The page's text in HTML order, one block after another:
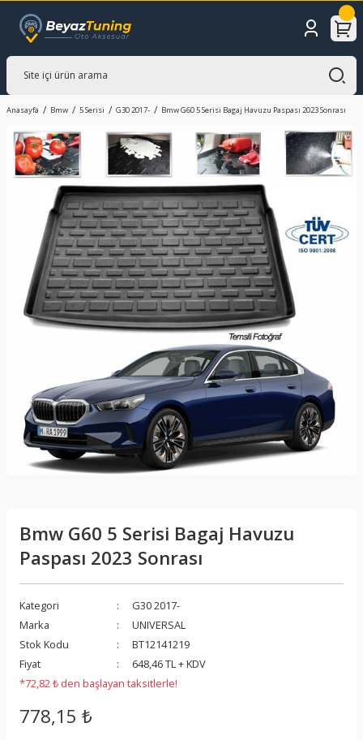
Anasayfa Bmw 5 Serisi G30 2017- Bmw G60 5 Serisi Bagaj Havuzu Paspası 2023 Sonrası
Bmw G60 5 Serisi Bagaj Havuzu
Paspası 2023 Sonrası
Kategori
G30 2017-
Marka
UNIVERSAL
Stok Kodu
BT12141219
Fiyat
648,46 TL + KDV
*72,82 ₺ den başlayan taksitlerle!
778,15 ₺